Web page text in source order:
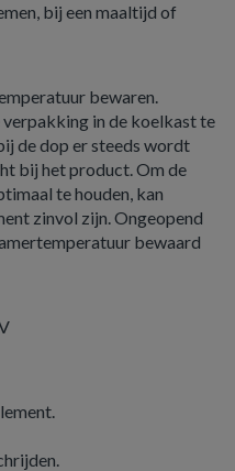
bij een maaltijd of
bewaren.
verpakking in de koelkast te
de dop er steeds wordt
bij het product. Om de
te houden, kan
zinvol zijn. Ongeopend
bewaard